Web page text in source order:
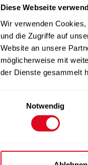
Diese Webseite
Wir verwenden
und die Zugriffe auf
Website an unsere
möglicherweise mit
der Dienste gesammelt
Notwendig